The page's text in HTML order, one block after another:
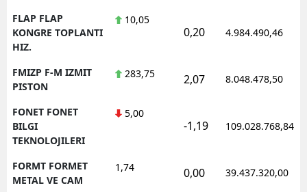
FLAP FLAP
KONGRE TOPLANTI
HIZ.
10,05
0,20 4.984.490,46
FMIZP F-M IZMIT
PISTON
283,75 2,07 8.048.478,50
FONET FONET
BILGI
TEKNOLOJILERI
5,00
-1,19 109.028.768,84
FORMT FORMET
METAL VE CAM
1,74 0,00 39.437.320,00